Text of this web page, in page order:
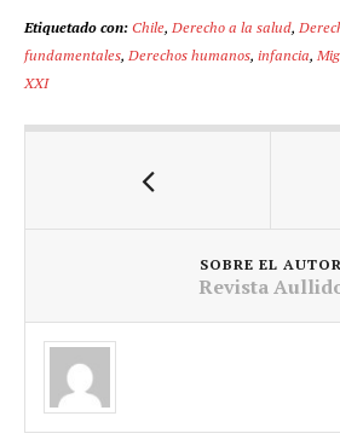
Etiquetado con:Chile, Derecho a la salud,
fundamentales, Derechos humanos, infancia,
XXI
SOBRE EL AUTOR
Revista